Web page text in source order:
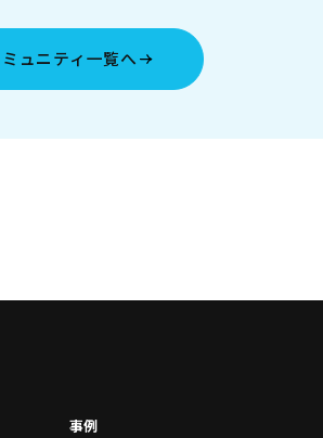
ュニティ一覧へ
事例